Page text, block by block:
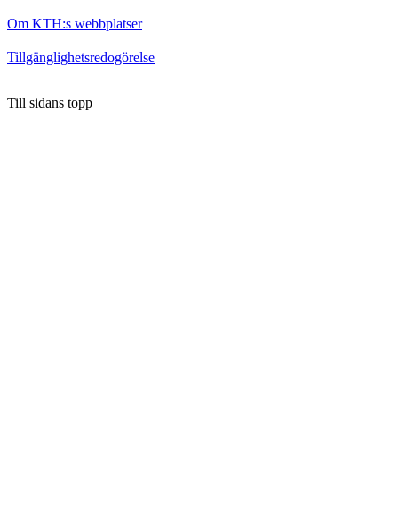
Om KTH:s webbplatser
Tillgänglighetsredogörelse
Till sidans topp